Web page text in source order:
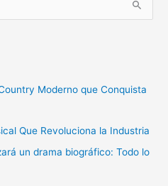
Moderno que Conquista
Que Revoluciona la Industria
un drama biográfico: Todo lo